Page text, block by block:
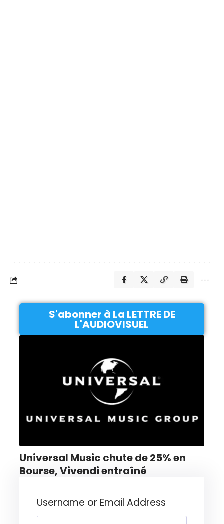
S'abonner à La LETTRE DE
L'AUDIOVISUEL
Universal Music chute de 25% en
Bourse, Vivendi entraîné
Username or Email Address